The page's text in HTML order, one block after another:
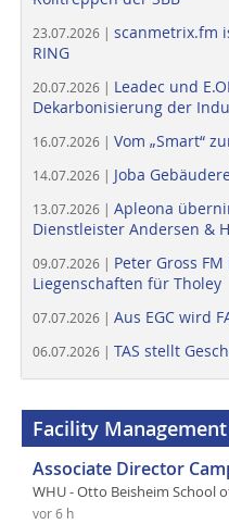
23.07.2026 | scanmetrix.fm
RING
20.07.2026 | Leadec und
Dekarbonisierung der
16.07.2026 | Vom „Smart“
14.07.2026 | Joba
13.07.2026 | Apleona
Dienstleister Andersen &
09.07.2026 | Peter Gross
Liegenschaften für Tholey
07.07.2026 | Aus EGC wird
06.07.2026 | TAS stellt
Facility Management
Associate Director
WHU - Otto Beisheim School
vor 6 h